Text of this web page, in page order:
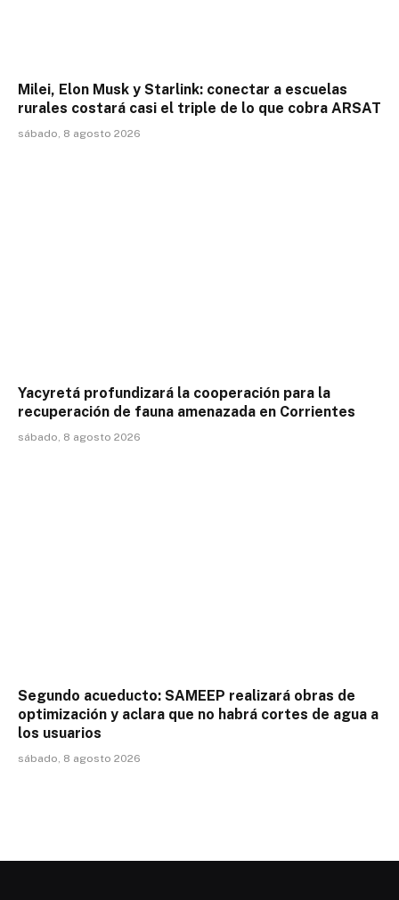
Milei, Elon Musk y Starlink: conectar a escuelas
rurales costará casi el triple de lo que cobra ARSAT
sábado, 8 agosto 2026
Yacyretá profundizará la cooperación para la
recuperación de fauna amenazada en Corrientes
sábado, 8 agosto 2026
Segundo acueducto: SAMEEP realizará obras de
optimización y aclara que no habrá cortes de agua a
los usuarios
sábado, 8 agosto 2026